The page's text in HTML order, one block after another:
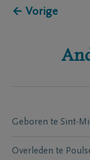
← Vorige
Geboren te Sint-
Overleden te